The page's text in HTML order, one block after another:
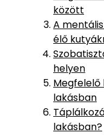
között
A
élő
helyen
Megfelelő
lakásban
lakásban?